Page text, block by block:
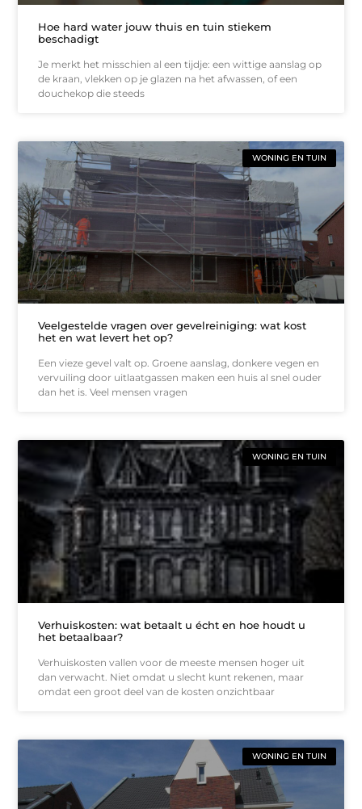
Hoe hard water jouw thuis en tuin stiekem
beschadigt
Je merkt het misschien al een tijdje: een wittige aanslag op
de kraan, vlekken op je glazen na het afwassen, of een
douchekop die steeds
WONING EN TUIN
Veelgestelde vragen over gevelreiniging: wat kost
het en wat levert het op?
Een vieze gevel valt op. Groene aanslag, donkere vegen en
vervuiling door uitlaatgassen maken een huis al snel ouder
dan het is. Veel mensen vragen
WONING EN TUIN
Verhuiskosten: wat betaalt u écht en hoe houdt u
het betaalbaar?
Verhuiskosten vallen voor de meeste mensen hoger uit
dan verwacht. Niet omdat u slecht kunt rekenen, maar
omdat een groot deel van de kosten onzichtbaar
WONING EN TUIN